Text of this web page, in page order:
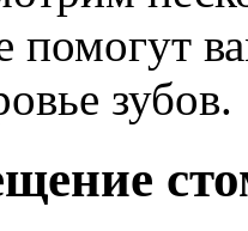
помогут
зубов.